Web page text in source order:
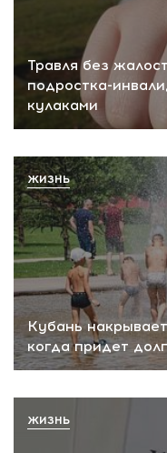
Травля без
подростка-
кулаками
Кубань
когда придет
ЖИЗНЬ
ЖИЗНЬ